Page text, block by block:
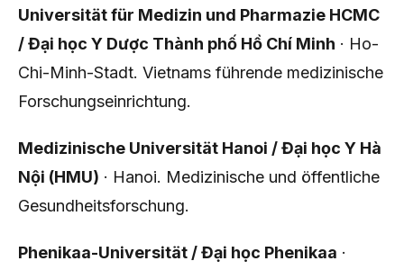
Universität für Medizin und Pharmazie HCMC
/ Đại học Y Dược Thành phố Hồ Chí Minh · Ho-
Chi-Minh-Stadt. Vietnams führende medizinische
Forschungseinrichtung.
Medizinische Universität Hanoi / Đại học Y Hà
Nội (HMU) · Hanoi. Medizinische und öffentliche
Gesundheitsforschung.
Phenikaa-Universität / Đại học Phenikaa ·